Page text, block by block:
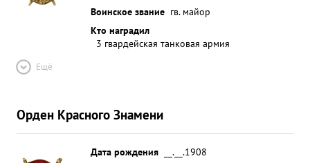
Воинское звание гв. майор
Кто наградил
3 гвардейская танковая армия
Ещё
Орден Красного Знамени
Дата рождения
__.__.1908